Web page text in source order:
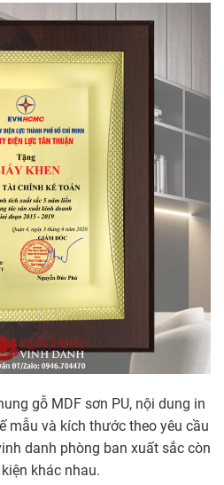
gỗ MDF sơn PU, nội dung in
mẫu và kích thước theo yêu cầu
danh phòng ban xuất sắc còn
khác nhau.